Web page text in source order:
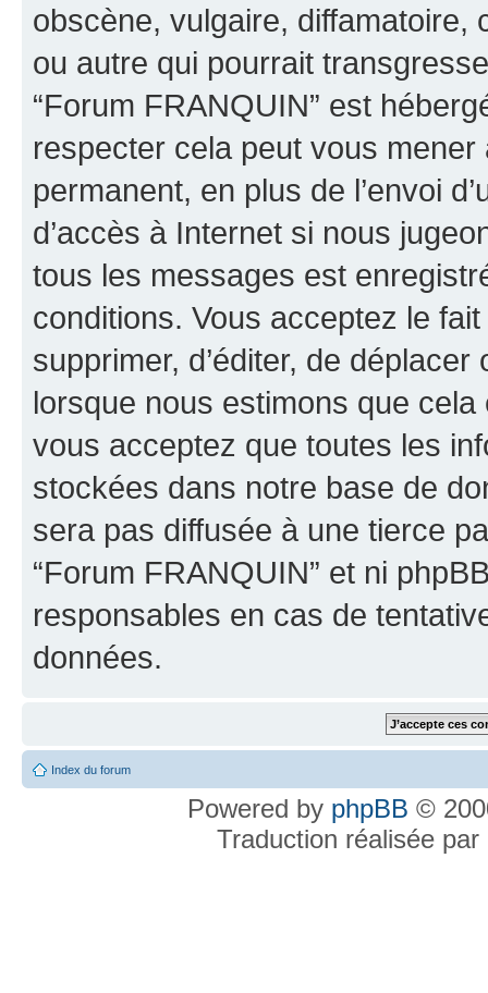
obscène, vulgaire, diffamatoire,
ou autre qui pourrait
“Forum FRANQUIN” est
respecter cela peut vous
permanent, en plus de l’envoi
d’accès à Internet si nous
tous les messages est
conditions. Vous acceptez le
supprimer, d’éditer, de
lorsque nous estimons que cela
vous acceptez que toutes les
stockées dans notre base de
sera pas diffusée à une tierce
“Forum FRANQUIN” et ni
responsables en cas de
données.
Index du forum
Powered by phpBB ©
Traduction réalisée par